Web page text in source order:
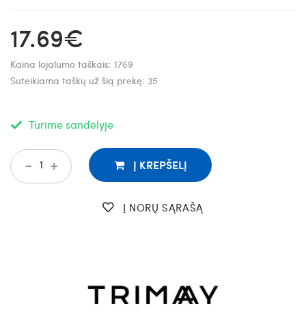
17.69€
Kaina lojalumo taškais: 1769
Suteikiama taškų už šią prekę: 35
Turime sandėlyje
+
- Į KREPŠELĮ
Į NORŲ SĄRAŠĄ